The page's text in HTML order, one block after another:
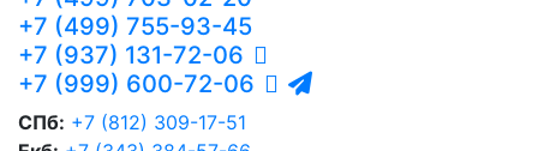
+7 (499) 755-93-45
+7 (937) 131-72-06
+7 (999) 600-72-06
СПб: +7 (812) 309-17-51